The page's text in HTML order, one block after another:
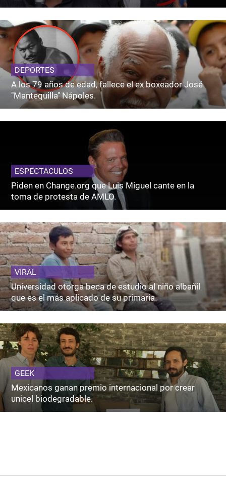
DEPORTES
A los 79 años de edad, fallece el ex boxeador José
"Mantequilla" Nápoles.
ESPECTACULOS
Piden en Change.org que Luis Miguel cante en la
toma de protesta de AMLO.
VIRAL
Universidad otorga beca de estudio al niño albañil
que es el más aplicado de su primaria.
GEEK
Mexicanos ganan premio internacional por crear
unicel biodegradable.